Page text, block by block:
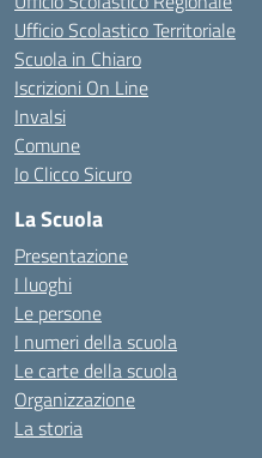
Ufficio Scolastico Territoriale
Scuola in Chiaro
Iscrizioni On Line
Invalsi
Comune
Io Clicco Sicuro
La Scuola
Presentazione
I luoghi
Le persone
I numeri della scuola
Le carte della scuola
Organizzazione
La storia